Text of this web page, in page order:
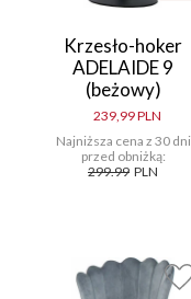
Krzesło-hoker
ADELAIDE 9
(beżowy)
239,99 PLN
Najniższa cena z 30 dni
przed obniżką:
299.99 PLN